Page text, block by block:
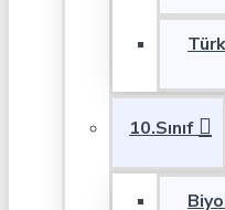
10.Sınıf